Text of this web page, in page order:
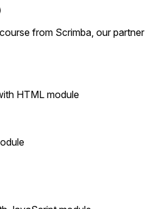
from Scrimba, our partner
HTML module